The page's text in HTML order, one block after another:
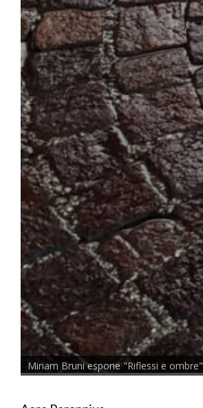
Miriam Bruni espone "Riflessi e ombre"